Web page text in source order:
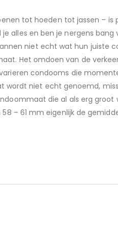
tot hoeden tot jassen – is
alles en ben je nergens bang
niet echt wat hun juiste
Het omdoen van de
condooms die
wordt niet echt genoemd,
die al als erg groot
– 61 mm eigenlijk de